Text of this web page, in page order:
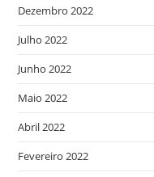
Dezembro 2022
Julho 2022
Junho 2022
Maio 2022
Abril 2022
Fevereiro 2022